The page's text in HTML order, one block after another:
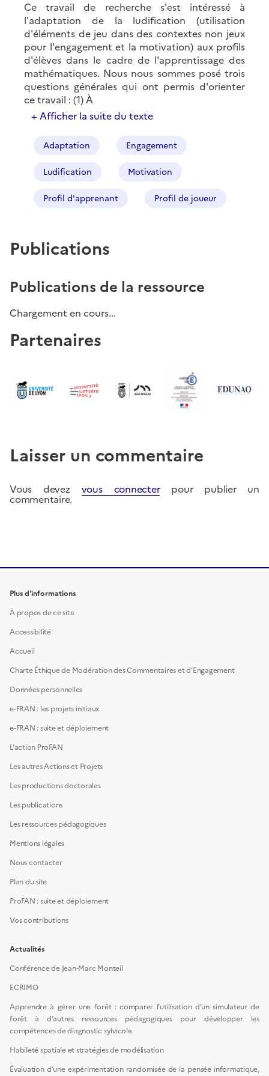
Ce travail de recherche s'est intéressé à
l'adaptation de la ludification (utilisation
d'éléments de jeu dans des contextes non jeux
pour l'engagement et la motivation) aux profils
d'élèves dans le cadre de l'apprentissage des
mathématiques. Nous nous sommes posé trois
questions générales qui ont permis d'orienter
ce travail : (1) À
+ Afficher la suite du texte
Adaptation Engagement
Ludification Motivation
Profil d'apprenant Profil de joueur
Publications
Publications de la ressource
Chargement en cours...
Partenaires
Laisser un commentaire
Vous devez vous connecterpour publier un
commentaire.
Plus d'informations
À propos de ce site
Accessibilité
Accueil
Charte Éthique de Modération des Commentaires et d’Engagement
Données personnelles
e-FRAN : les projets initiaux
e-FRAN : suite et déploiement
L’action ProFAN
Les autres Actions et Projets
Les productions doctorales
Les publications
Les ressources pédagogiques
Mentions légales
Nous contacter
Plan du site
ProFAN : suite et déploiement
Vos contributions
Actualités
Conférence de Jean-Marc Monteil
ECRIMO
Apprendre à gérer une forêt : comparer l’utilisation d’un simulateur de
forêt à d’autres ressources pédagogiques pour développer les
compétences de diagnostic sylvicole
Habileté spatiale et stratégies de modélisation
Évaluation d’une expérimentation randomisée de la pensée informatique,